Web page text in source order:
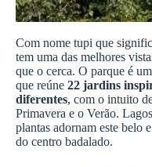
Com nome tupi que
tem uma das melhores
que o cerca. O parque é
que reúne 22 jardins
diferentes, com o intuito
Primavera e o Verão.
plantas adornam este belo
do centro badalado.